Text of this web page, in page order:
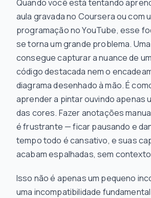
Quando você está tentando
aula gravada no Coursera ou com
programação no YouTube, esse
se torna um grande problema.
consegue capturar a nuance de
código destacada nem o
diagrama desenhado à mão. É
aprender a pintar ouvindo apenas
das cores. Fazer anotações
é frustrante — ficar pausando e
tempo todo é cansativo, e suas
acabam espalhadas, sem
Isso não é apenas um pequeno
uma incompatibilidade